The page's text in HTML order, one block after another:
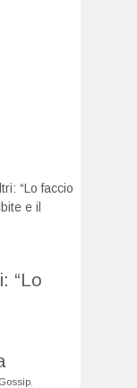
“Lo faccio
e il
“Lo
Gossip